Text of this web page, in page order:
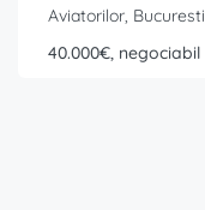
Aviatorilor, Bucuresti
40.000€, negociabil